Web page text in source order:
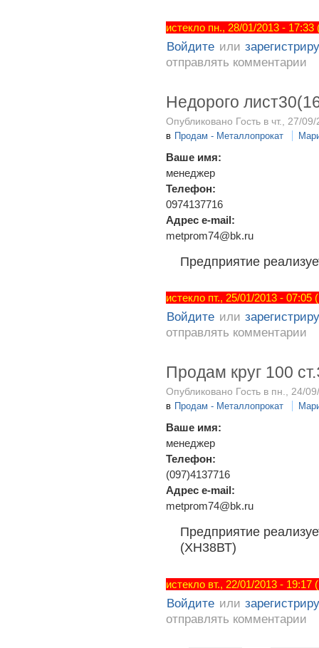
истекло пн., 28/01/2013 -
Войдите или
отправлять комментарии
Недорого
Опубликовано Гость в чт., 27/
в Продам - Металлопрокат
Ваше имя:
менеджер
Телефон:
0974137716
Адрес e-mail:
metprom74@bk.ru
Предприятие
истекло пт., 25/01/2013 -
Войдите или
отправлять комментарии
Продам круг 100
Опубликовано Гость в пн., 24/
в Продам - Металлопрокат
Ваше имя:
менеджер
Телефон:
(097)4137716
Адрес e-mail:
metprom74@bk.ru
Предприятие
(ХН38ВТ)
истекло вт., 22/01/2013 -
Войдите или
отправлять комментарии